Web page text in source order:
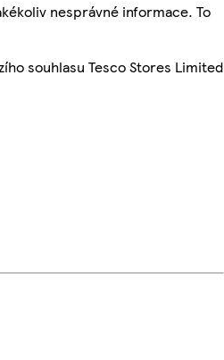
nesprávné informace. To
souhlasu Tesco Stores Limited